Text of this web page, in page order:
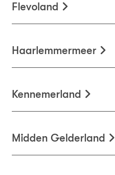
Flevoland
Haarlemmermeer
Kennemerland
Midden Gelderland